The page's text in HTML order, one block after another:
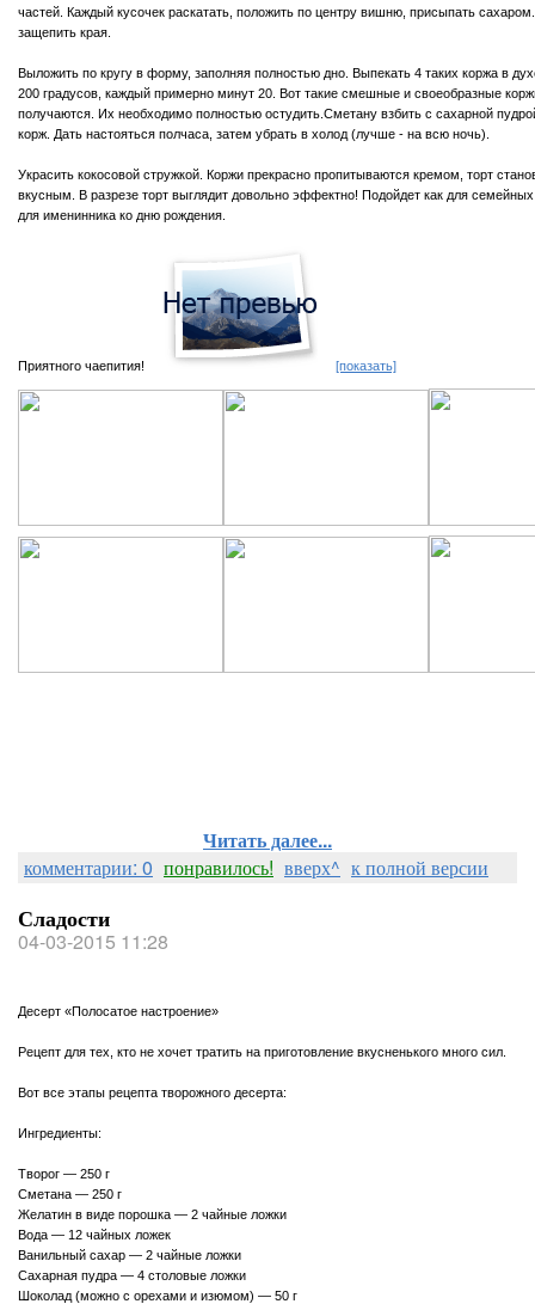
частей. Каждый кусочек раскатать, положить по центру вишню, присыпать
защепить края.
Выложить по кругу в форму, заполняя полностью дно. Выпекать 4 таких коржа в
200 градусов, каждый примерно минут 20. Вот такие смешные и своеобразные
получаются. Их необходимо полностью остудить.Сметану взбить с сахарной
корж. Дать настояться полчаса, затем убрать в холод (лучше - на всю ночь).
Украсить кокосовой стружкой. Коржи прекрасно пропитываются кремом, торт
вкусным. В разрезе торт выглядит довольно эффектно! Подойдет как для семейных
для именинника ко дню рождения.
Приятного чаепития! [показать]
Читать далее...
комментарии: 0 понравилось! вверх^ к полной версии
Сладости
04-03-2015 11:28
Десерт «Полосатое настроение»
Рецепт для тех, кто не хочет тратить на приготовление вкусненького много сил.
Вот все этапы рецепта творожного десерта:
Ингредиенты:
Творог — 250 г
Сметана — 250 г
Желатин в виде порошка — 2 чайные ложки
Вода — 12 чайных ложек
Ванильный сахар — 2 чайные ложки
Сахарная пудра — 4 столовые ложки
Шоколад (можно с орехами и изюмом) — 50 г